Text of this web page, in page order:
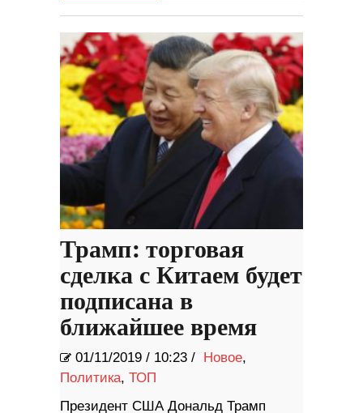
Трамп: торговая
сделка с Китаем будет
подписана в
ближайшее время
01/11/2019 / 10:23 / Новое,
Политика, ТОП
Президент США Дональд Трамп